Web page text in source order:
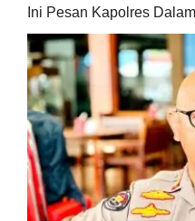
Ini Pesan Kapolres